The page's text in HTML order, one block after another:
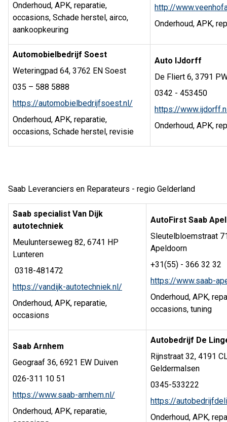
Onderhoud, APK, reparatie,
occasions, Schade herstel, airco,
aankoopkeuring
http://
Onderhoud, APK,
Automobielbedrijf Soest
Weteringpad 64, 3762 EN Soest
035 – 588 5888
https://automobielbedrijfsoest.nl/
Onderhoud, APK, reparatie,
occasions, Schade herstel, revisie
Auto IJdorff
De Fliert 6, 3791
0342 - 453450
https://
Onderhoud, APK,
Saab Leveranciers en Reparateurs - regio Gelderland
Saab specialist Van Dijk
autotechniek
Meulunterseweg 82, 6741 HP
Lunteren
0318-481472
https://vandijk-autotechniek.nl/
Onderhoud, APK, reparatie,
occasions
AutoFirst Saab
Sleutelbloemstraat
Apeldoorn
+31(55) - 366 32 32
https://www.saab-
Onderhoud, APK,
occasions, tuning
Saab Arnhem
Geograaf 36, 6921 EW Duiven
026-311 10 51
https://www.saab-arnhem.nl/
Onderhoud, APK, reparatie,
Autobedrijf De
Rijnstraat 32, 4191
Geldermalsen
0345-533222
https://
Onderhoud, APK,